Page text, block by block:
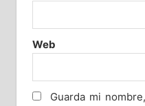
Web
Guarda mi